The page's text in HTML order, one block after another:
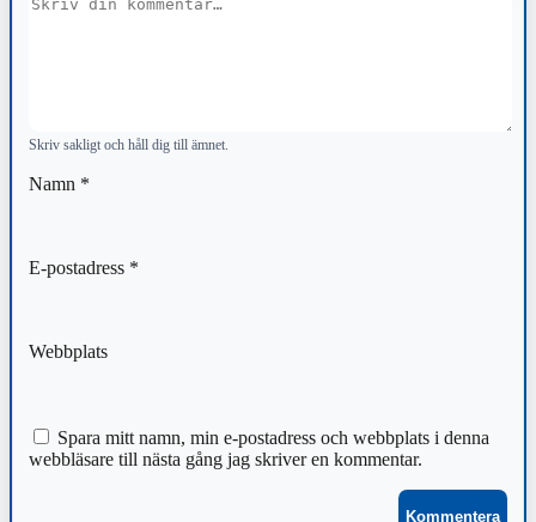
Skriv sakligt och håll dig till ämnet.
Namn *
E-postadress *
Webbplats
Spara mitt namn, min e-postadress och webbplats i denna
webbläsare till nästa gång jag skriver en kommentar.